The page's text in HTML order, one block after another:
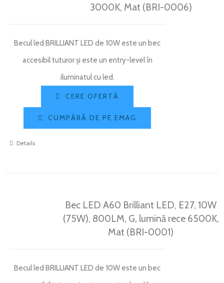
3000K, Mat (BRI-0006)
Becul led BRILLIANT LED de 10W este un bec
accesibil tuturor și este un entry-level în
iluminatul cu led.
CERE OFERTĂ
CUMPĂRĂ DE PE EMAG
Details
Bec LED A60 Brilliant LED, E27, 10W
(75W), 800LM, G, lumină rece 6500K,
Mat (BRI-0001)
Becul led BRILLIANT LED de 10W este un bec